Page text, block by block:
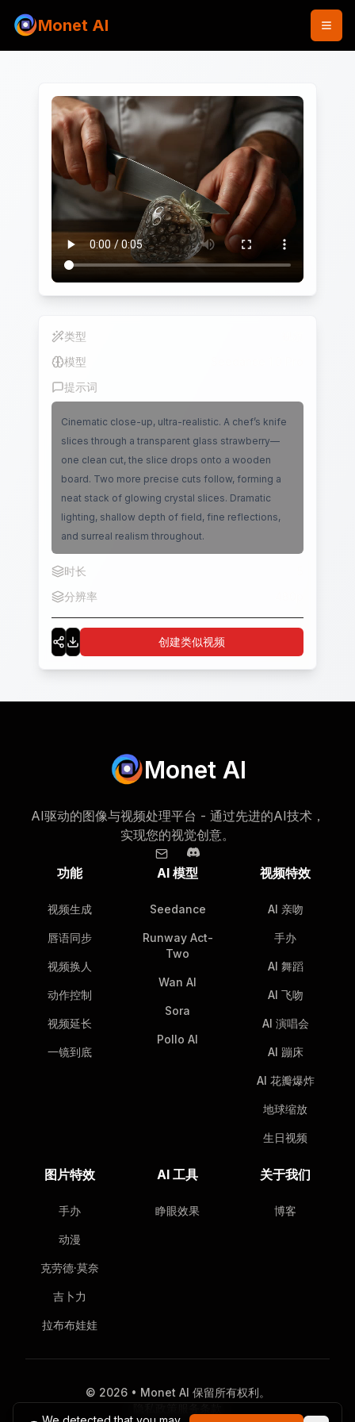
Monet AI
类型
模型
提示词
Cinematic close-up, ultra-realistic. A chef’s knife
slices through a transparent glass strawberry—
one clean cut, the slice drops onto a wooden
board. Two more precise cuts follow, forming a
neat stack of glowing crystal slices. Dramatic
lighting, shallow depth of field, fine reflections,
and surreal realism throughout.
时长
分辨率
创建类似视频
Monet AI
AI驱动的图像与视频处理平台 - 通过先进的AI技术，
实现您的视觉创意。
功能
视频生成
唇语同步
视频换人
动作控制
视频延长
一镜到底
AI 模型
Seedance
Runway Act-
Two
Wan AI
Sora
Pollo AI
视频特效
AI 亲吻
手办
AI 舞蹈
AI 飞吻
AI 演唱会
AI 蹦床
AI 花瓣爆炸
地球缩放
生日视频
图片特效
手办
动漫
克劳德·莫奈
吉卜力
拉布布娃娃
AI 工具
睁眼效果
关于我们
博客
© 2026 • Monet AI 保留所有权利。